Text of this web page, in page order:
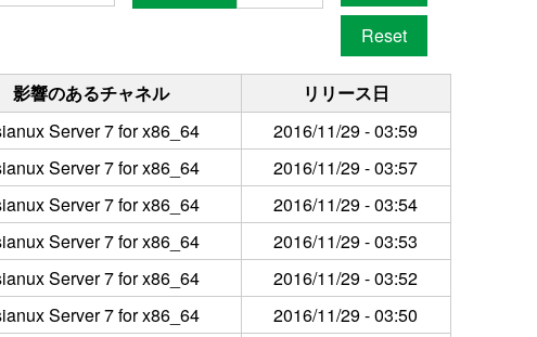
影響のあるチャネル
リリース日
Server 7 for x86_64
2016/11/29 - 03:59
Server 7 for x86_64
2016/11/29 - 03:57
Server 7 for x86_64
2016/11/29 - 03:54
Server 7 for x86_64
2016/11/29 - 03:53
Server 7 for x86_64
2016/11/29 - 03:52
Server 7 for x86_64
2016/11/29 - 03:50